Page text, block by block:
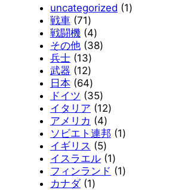
uncategorized 11
戦車 717
1
個
の
商
品
戦闘機 44
個
その他 383
商
品
兵士 131
3
個
の
商
品
武器 121
2
個
の
商
品
日本 646
4
個
の
商
品
ドイツ 353
5
個
の
商
品
イタリア 121
個
商
品
アメリカ 44
個
の
商
品
ソビエト連邦 11
商
イギリス 55
個
の
イスラエル 11
個
フィンランド 11
カナダ 11